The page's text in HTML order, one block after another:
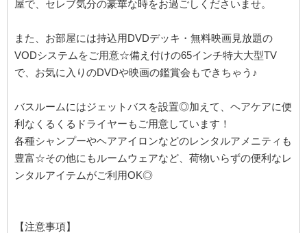
屋で、セレブ気分の豪華な時をお過ごしくださいませ。
また、お部屋には持込用DVDデッキ・無料映画見放題の
VODシステムをご用意☆備え付けの65インチ特大大型TV
で、お気に入りのDVDや映画の鑑賞会もできちゃう♪
バスルームにはジェットバスを設置◎加えて、ヘアケアに便
利なくるくるドライヤーもご用意しています！
各種シャンプーやヘアアイロンなどのレンタルアメニティも
豊富☆その他にもルームウェアなど、荷物いらずの便利なレ
ンタルアイテムがご利用OK◎
【注意事項】